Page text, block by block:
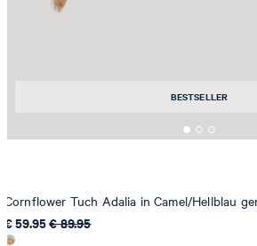
BESTSELLER
Cornflower Tuch Adalia in Camel/Hellblau
€ 59.95€ 89.95